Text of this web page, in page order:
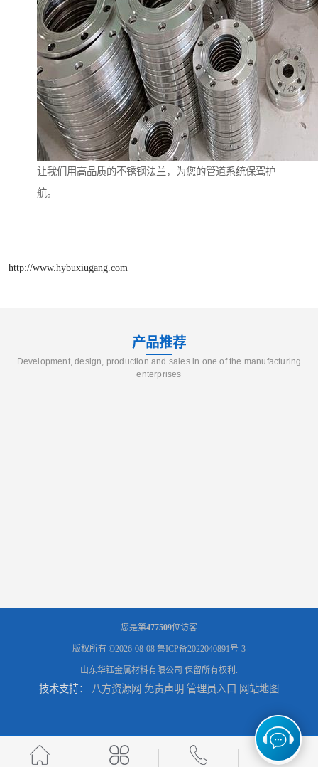
让我们用高品质的不锈钢法兰，为您的管道系统保驾护
航。
http://www.hybuxiugang.com
产品推荐
Development, design, production and sales in one of the manufacturing
enterprises
您是第477509位访客
版权所有 ©2026-08-08 鲁ICP备2022040891号-3
山东华钰金属材料有限公司 保留所有权利.
技术支持： 八方资源网 免责声明 管理员入口 网站地图